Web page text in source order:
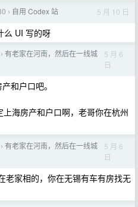
› 自用 Codex 站 5 月 10 日
么 UI 写的呀
› 有老家在河南，然后在一线城
5 月 6
日
和户口吧。
海房产和户口啊，老哥你在杭州
› 有老家在河南，然后在一线城
5 月 6
日
老家相的，你在无锡有车有房找无